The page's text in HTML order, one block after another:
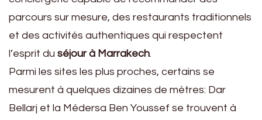
parcours sur mesure, des restaurants traditionnels
et des activités authentiques qui respectent
l’esprit du séjour à Marrakech.
Parmi les sites les plus proches, certains se
mesurent à quelques dizaines de mètres: Dar
Bellarj et la Médersa Ben Youssef se trouvent à